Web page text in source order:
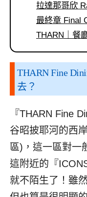
拉達那哥欣
最終章 Final
THARN｜餐
THARN Fine
去？
『THARN Fine
谷昭披耶河的西
區)，這一區對一
這附近的『
就不陌生了！雖